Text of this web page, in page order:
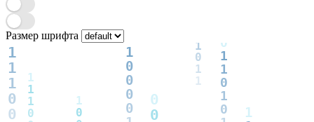
Размер шрифта